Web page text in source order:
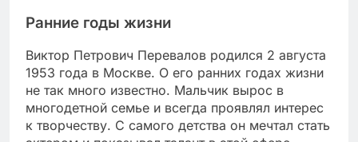
Ранние годы жизни
Виктор Петрович Перевалов родился 2 августа
1953 года в Москве. О его ранних годах жизни
не так много известно. Мальчик вырос в
многодетной семье и всегда проявлял интерес
к творчеству. С самого детства он мечтал стать